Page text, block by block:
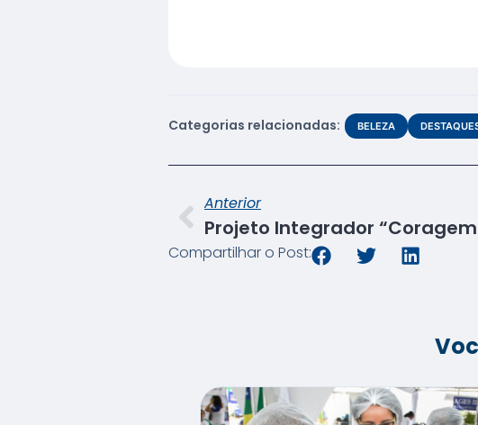
Categorias relacionadas: BELEZA
Anterior
Compartilhar o Post: